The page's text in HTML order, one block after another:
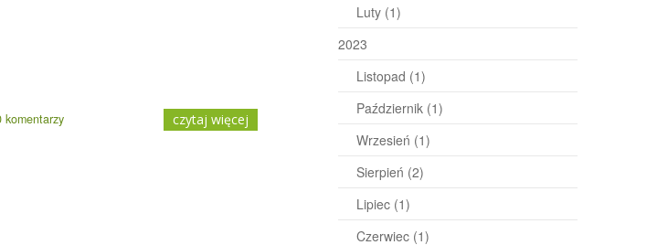
komentarzy czytaj więcej
Luty (1)
2023
Listopad (1)
Październik (1)
Wrzesień (1)
Sierpień (2)
Lipiec (1)
Czerwiec (1)